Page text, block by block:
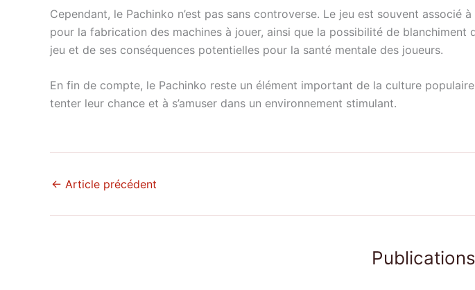
Cependant, le Pachinko n’est pas sans controverse. Le jeu est souvent
pour la fabrication des machines à jouer, ainsi que la possibilité de blanchiment
jeu et de ses conséquences potentielles pour la santé mentale des joueurs.
En fin de compte, le Pachinko reste un élément important de la culture
tenter leur chance et à s’amuser dans un environnement stimulant.
← Article précédent